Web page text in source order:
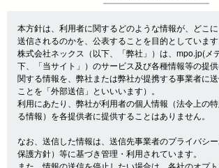
本方針は、利用者に関するどのような情報が、どこ
送信されるのかを、公表することを目的としています
株式会社ネックス（以下、「弊社」）は、mpo.jp(メ
下、「当サイト」）のサービス及び各種情報等の提
関する情報を、弊社または弊社が提携する事業者に
ことを「外部送信」といいいます）。
利用にあたり、弊社が利用者の個人情報（法令上の
る情報）を各提供者に提供することはありません。
なお、送信した情報は、送信先事業者のプライバシ
保護方針）等に基づき管理・利用されています。
また、情報の送信を停止したい場合は、各社のオプ